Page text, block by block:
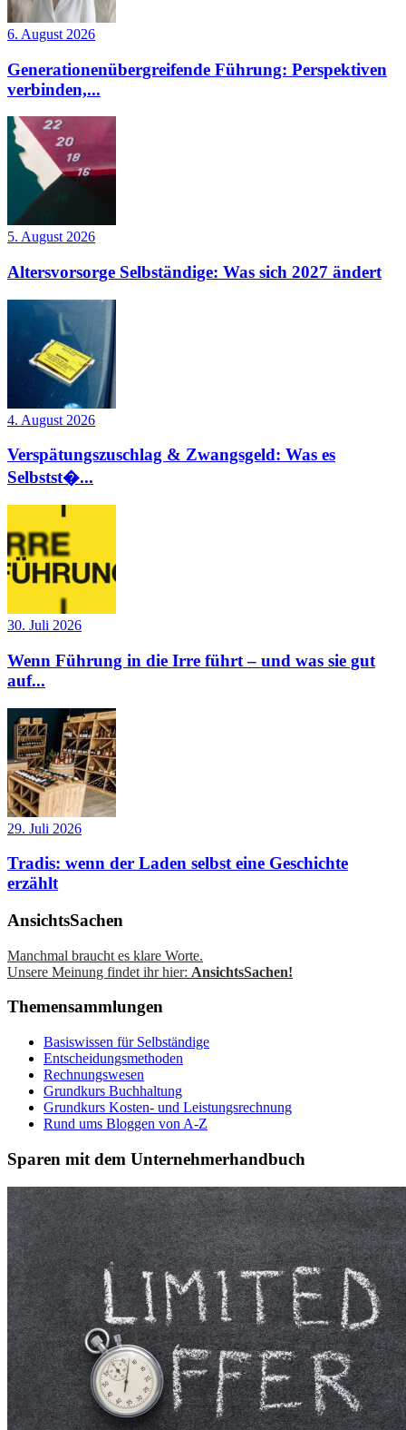
6. August 2026
Generationenübergreifende Führung: Perspektiven
verbinden,...
5. August 2026
Altersvorsorge Selbständige: Was sich 2027 ändert
4. August 2026
Verspätungszuschlag & Zwangsgeld: Was es
Selbstst�...
30. Juli 2026
Wenn Führung in die Irre führt – und was sie gut
auf...
29. Juli 2026
Tradis: wenn der Laden selbst eine Geschichte
erzählt
AnsichtsSachen
Manchmal braucht es klare Worte.
Unsere Meinung findet ihr hier: AnsichtsSachen!
Themensammlungen
Basiswissen für Selbständige
Entscheidungsmethoden
Rechnungswesen
Grundkurs Buchhaltung
Grundkurs Kosten- und Leistungsrechnung
Rund ums Bloggen von A-Z
Sparen mit dem Unternehmerhandbuch